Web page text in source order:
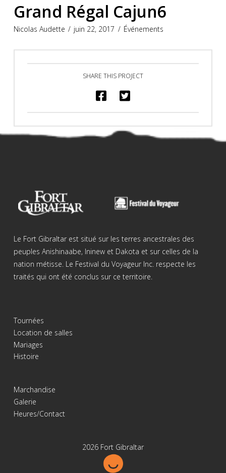
Grand Régal Cajun6
Nicolas Audette juin 22, 2017 Événements
SHARE THIS PROJECT
Le Fort Gibraltar est situé sur les terres ancestrales des
peuples Anishinaabe, Ininew et Dakota et sur celles de la
nation métisse. Le Festival du Voyageur Inc. respecte les
traités qui ont été conclus sur ce territoire.
Tournées
Location de salles
Mariages
Histoire
Marchandise
Galerie
Heures/Contact
2026 Fort Gibraltar